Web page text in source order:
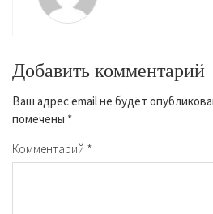
Добавить комментарий
Ваш адрес email не будет
помечены *
Комментарий *